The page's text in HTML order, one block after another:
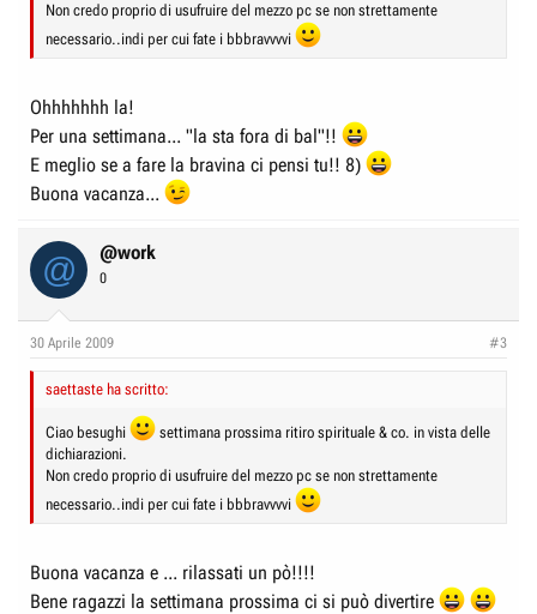
Non credo proprio di usufruire del mezzo pc se non strettamente
necessario..indi per cui fate i bbbravvvvi
Ohhhhhhh la!
Per una settimana... "la sta fora di bal"!!
E meglio se a fare la bravina ci pensi tu!! 8)
Buona vacanza...
@ @work
0
30 Aprile 2009 #3
saettaste ha scritto:
Ciao besughi
settimana prossima ritiro spirituale & co. in vista delle
dichiarazioni.
Non credo proprio di usufruire del mezzo pc se non strettamente
necessario..indi per cui fate i bbbravvvvi
Buona vacanza e ... rilassati un pò!!!!
Bene ragazzi la settimana prossima ci si può divertire